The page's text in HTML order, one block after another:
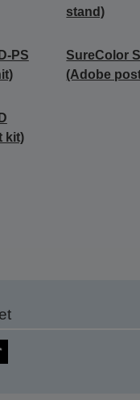
stand)
PS
SureColor
(Adobe
kit)